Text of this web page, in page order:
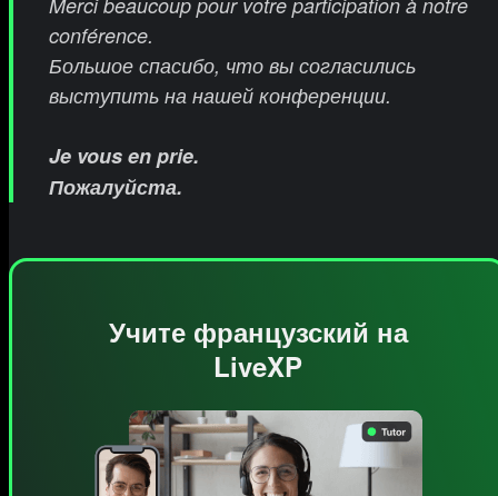
conférence.
Большое спасибо, что вы согласились
выступить на нашей конференции.
Je vous en prie.
Пожалуйста.
Учите французский на
LiveXP